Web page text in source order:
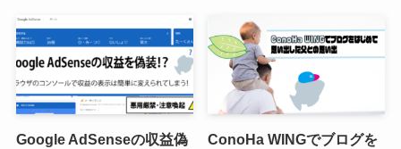
Google AdSenseの収益偽
ConoHa WINGでブログを